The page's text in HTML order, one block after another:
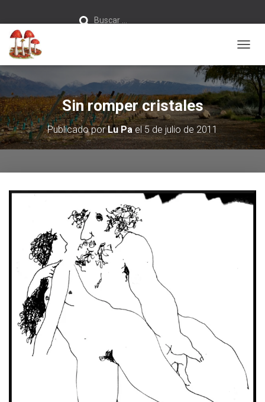
Buscar …
A
M
B
I
A
R
E
N
Sin romper cristales
Publicado porLu Pael5 de julio de 2011